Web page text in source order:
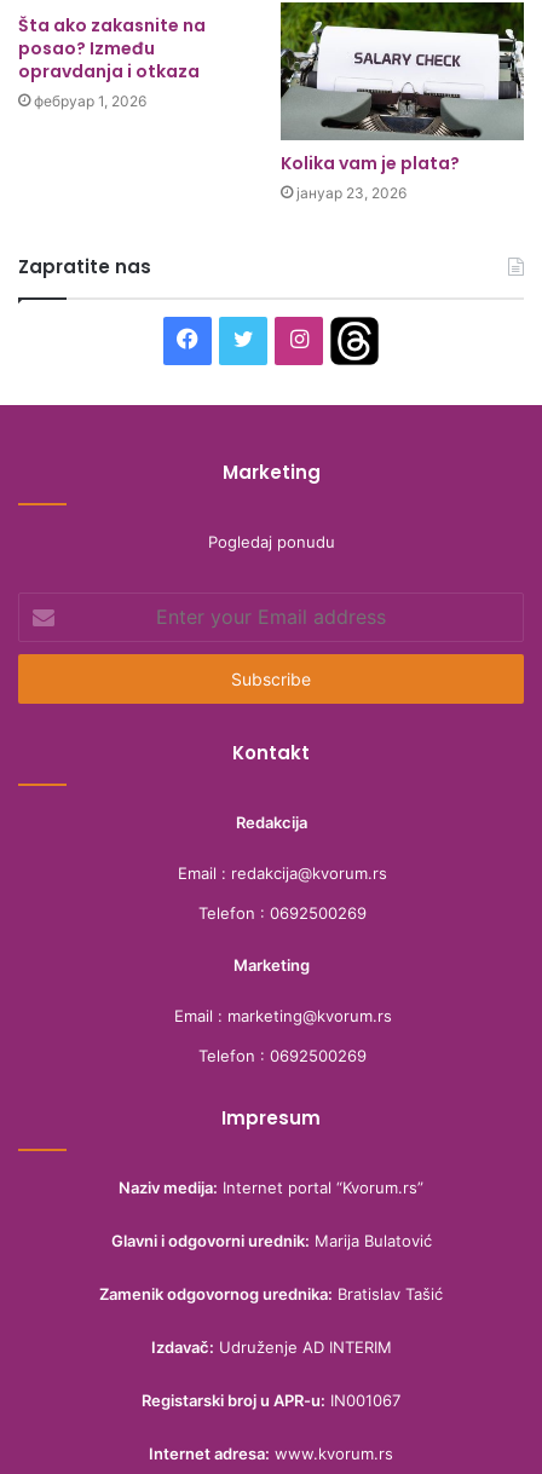
Šta ako zakasnite na
posao? Između
opravdanja i otkaza
фебруар 1, 2026
Kolika vam je plata?
јануар 23, 2026
Zapratite nas
Facebook
TwitterInstagram
Marketing
Pogledaj ponudu
your
Email
Kontakt
Redakcija
Email : redakcija@kvorum.rs
Telefon : 0692500269
Marketing
Email : marketing@kvorum.rs
Telefon : 0692500269
Impresum
Naziv medija: Internet portal “Kvorum.rs”
Glavni i odgovorni urednik: Marija Bulatović
Zamenik odgovornog urednika: Bratislav Tašić
Izdavač: Udruženje AD INTERIM
Registarski broj u APR-u: IN001067
Internet adresa: www.kvorum.rs